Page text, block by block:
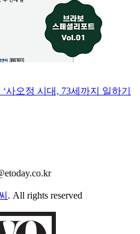
사오정 시대, 73세까지 일하기
. All rights reserved